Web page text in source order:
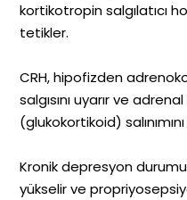
kortikotropin salgılatıcı
tetikler.
CRH, hipofizden
salgısını uyarır ve
(glukokortikoid) salınımını
Kronik depresyon
yükselir ve